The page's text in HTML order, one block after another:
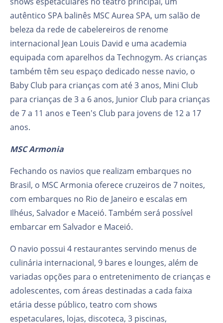
autêntico SPA balinês MSC Aurea SPA, um salão de
beleza da rede de cabelereiros de renome
internacional Jean Louis David e uma academia
equipada com aparelhos da Technogym. As crianças
também têm seu espaço dedicado nesse navio, o
Baby Club para crianças com até 3 anos, Mini Club
para crianças de 3 a 6 anos, Junior Club para crianças
de 7 a 11 anos e Teen's Club para jovens de 12 a 17
anos.
MSC Armonia
Fechando os navios que realizam embarques no
Brasil, o MSC Armonia oferece cruzeiros de 7 noites,
com embarques no Rio de Janeiro e escalas em
Ilhéus, Salvador e Maceió. Também será possível
embarcar em Salvador e Maceió.
O navio possui 4 restaurantes servindo menus de
culinária internacional, 9 bares e lounges, além de
variadas opções para o entretenimento de crianças e
adolescentes, com áreas destinadas a cada faixa
etária desse público, teatro com shows
espetaculares, lojas, discoteca, 3 piscinas,